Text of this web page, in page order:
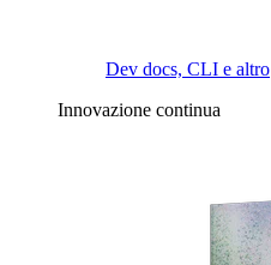
Dev docs, CLI e altro
Innovazione continua